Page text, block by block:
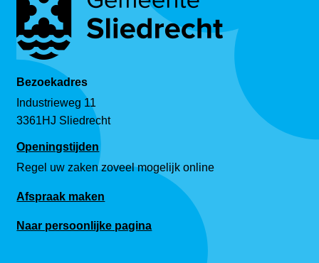
Bezoekadres
Industrieweg 11
3361HJ Sliedrecht
Openingstijden
Regel uw zaken zoveel mogelijk online
Afspraak maken
Naar persoonlijke pagina